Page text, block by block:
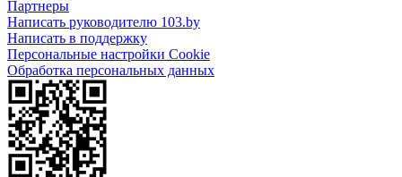
Партнеры
Написать руководителю 103.by
Написать в поддержку
Персональные настройки Cookie
Обработка персональных данных